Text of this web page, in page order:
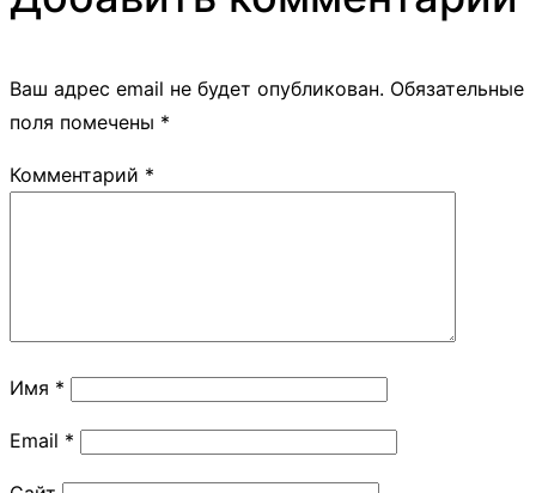
Ваш адрес email не будет опубликован. Обязательные
поля помечены *
Комментарий *
Имя *
Email *